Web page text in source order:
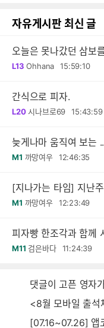
자유게시판 최신 글
오늘은 못나갔던 삼보
L13 Ohhana 15:59:10
간식으로 피자.
L20 시나브로69 15:43:59
늦게나마 움직여 보는
M1 까망여우 12:46:35
[지나가는 타임] 지난
M1 까망여우 12:23:49
피자빵 한조각과 함께
M11 검은바다 11:24:39
댓글이 고픈 영자
<8월 모바일 출석
[07.16~07.26] 앱코